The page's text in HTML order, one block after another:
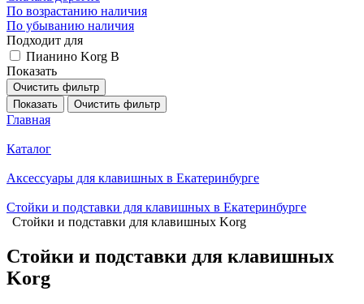
По возрастанию наличия
По убыванию наличия
Подходит для
Пианино Korg B
Показать
Очистить фильтр
Показать
Очистить фильтр
Главная
Каталог
Аксессуары для клавишных в Екатеринбурге
Стойки и подставки для клавишных в Екатеринбурге
Стойки и подставки для клавишных Korg
Стойки и подставки для клавишных
Korg